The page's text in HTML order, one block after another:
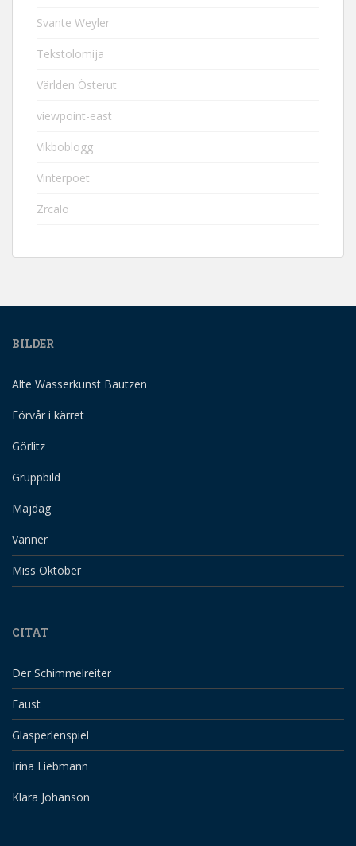
Svante Weyler
Tekstolomija
Världen Österut
viewpoint-east
Vikboblogg
Vinterpoet
Zrcalo
BILDER
Alte Wasserkunst Bautzen
Förvår i kärret
Görlitz
Gruppbild
Majdag
Vänner
Miss Oktober
CITAT
Der Schimmelreiter
Faust
Glasperlenspiel
Irina Liebmann
Klara Johanson